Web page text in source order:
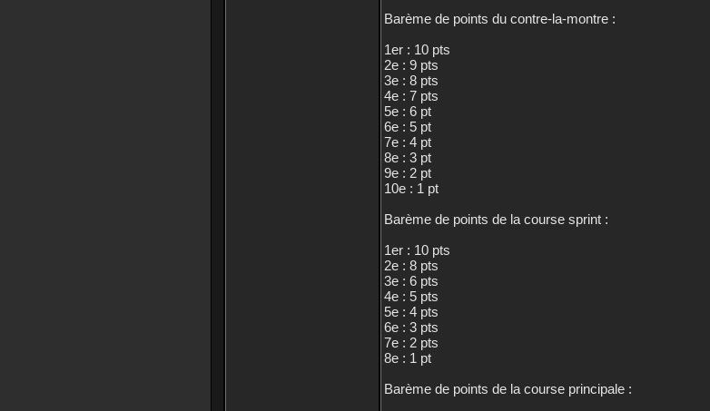
Barème de points du contre-la-montre :
1er : 10 pts
2e : 9 pts
3e : 8 pts
4e : 7 pts
5e : 6 pt
6e : 5 pt
7e : 4 pt
8e : 3 pt
9e : 2 pt
10e : 1 pt
Barème de points de la course sprint :
1er : 10 pts
2e : 8 pts
3e : 6 pts
4e : 5 pts
5e : 4 pts
6e : 3 pts
7e : 2 pts
8e : 1 pt
Barème de points de la course principale :